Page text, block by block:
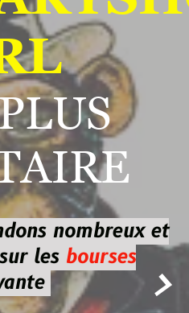

nombreux et
les bourses